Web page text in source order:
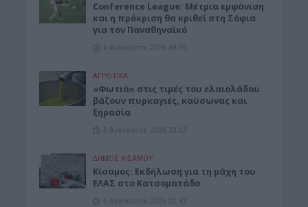
Conference League: Μέτρια εμφάνιση
και η πρόκριση θα κριθεί στη Σόφια
για τον Παναθηναϊκό
6 Αυγούστου 2026 08:00
ΑΓΡΟΤΙΚΑ
«Φωτιά» στις τιμές του ελαιολάδου
βάζουν πυρκαγιές, καύσωνας και
ξηρασία
5 Αυγούστου 2026 23:03
ΔΉΜΟΣ ΚΙΣΆΜΟΥ
Κίσαμος: Εκδήλωση για τη μάχη του
ΕΛΑΣ στο Κατσοματάδο
5 Αυγούστου 2026 22:47